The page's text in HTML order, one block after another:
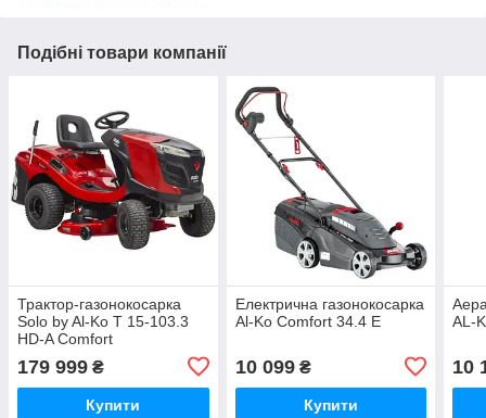
Подібні товари компанії
Трактор-газонокосарка
Solo by Al-Ko T 15-103.3
HD-A Comfort
179 999 ₴
Купити
Електрична газонокосарка
Al-Ko Comfort 34.4 E
10 099₴
Купити
AL-
10